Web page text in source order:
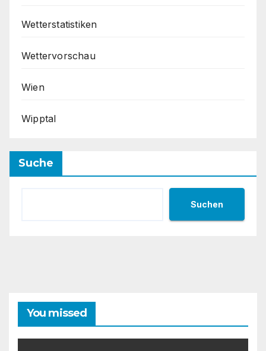
Wetterstatistiken
Wettervorschau
Wien
Wipptal
Suche
Suchen
You missed